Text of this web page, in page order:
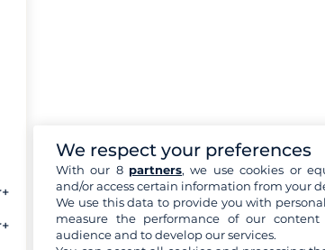
We respect your preferences
With our 8 partners, we use cookies or
and/or access certain information from your
We use this data to provide you with
measure the performance of our
audience and to develop our services.